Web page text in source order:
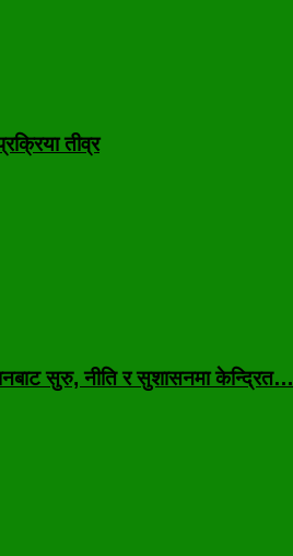
तीव्र
सुरु, नीति र सुशासनमा केन्द्रित…